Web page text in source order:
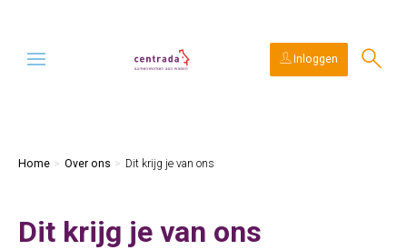
Naar de homepage
Ga naar Hoofd Inloggen
Home Over ons Dit krijg je van ons
Dit krijg je van ons